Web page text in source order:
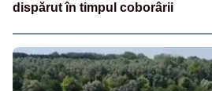
dispărut în timpul coborârii